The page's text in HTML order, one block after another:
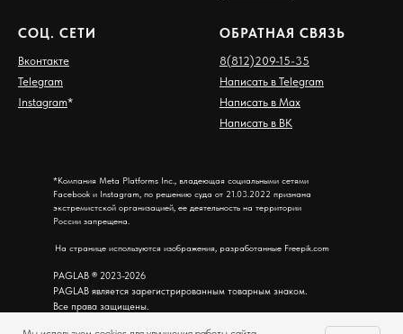
СОЦ. СЕТИ
Вконтакте
Telegram
Instagram*
ОБРАТНАЯ СВЯЗЬ
8(812)209-15-35
Написать в Telegram
Написать в Max
Написать в ВК
*Компания Meta Platforms Inc., владеющая социальными сетями
Facebook и Instagram, по решению суда от 21.03.2022 признана
экстремистской организацией, ее деятельность на территории
России запрещена.
На странице используются изображения, разработанные Freepik.com
PAGLAB ® 2023-2026
PAGLAB является зарегистрированным товарным знаком.
Все права защищены.